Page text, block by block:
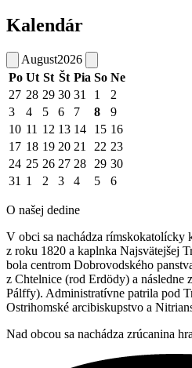
Kalendár
August2026
Po Ut St Št Pia So Ne
27 28 29 30 31 1
2
3
4 5 6 7 8
9
10 11 12 13 14 15 16
17 18 19 20 21 22 23
24 25 26 27 28 29 30
31 1 2 3 4 5 6
O našej dedine
V obci sa nachádza rímskokatolícky
z roku 1820 a kaplnka Najsvätejšej
bola centrom Dobrovodského
z Chtelnice (rod Erdödy) a následne
Pálffy). Administratívne patrila pod
Ostrihomské arcibiskupstvo a
Nad obcou sa nachádza zrúcanina